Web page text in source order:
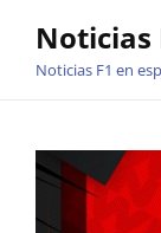
Noticias
Noticias F1 en